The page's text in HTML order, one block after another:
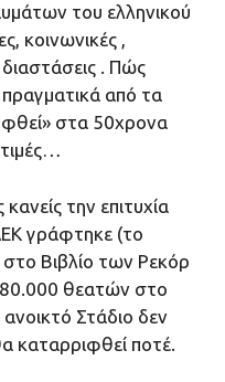
του ελληνικού
κοινωνικές ,
διαστάσεις . Πώς
από τα
στα 50χρονα
την επιτυχία
γράφτηκε (το
Βιβλίο των Ρεκόρ
80.000 θεατών στο
Στάδιο δεν
καταρριφθεί ποτέ.